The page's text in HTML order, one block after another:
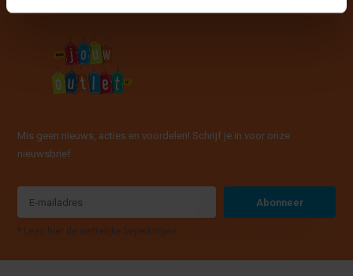
Mis geen nieuws, acties en voordelen! Schrijf je in voor onze
nieuwsbrief
Abonneer
* Lees hier de wettelijke beperkingen